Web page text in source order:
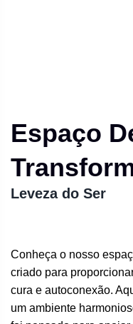
Espaço
Leveza do Ser
Conheça o nosso
criado para
cura e autoconexão.
um ambiente